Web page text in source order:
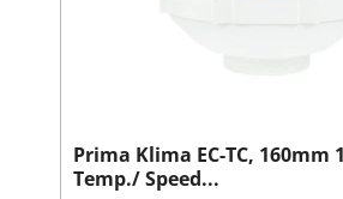
Prima Klima EC-TC, 160mm
Temp./ Speed...